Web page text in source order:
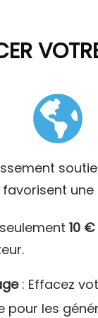
une
10
: Effacez
pour les